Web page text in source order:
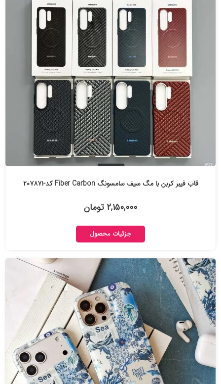
قاب فیبر کربن با مگ سیف سامسونگ Fiber Carbon کد-۲۰۷۸۷۱
۲,۱۵۰,۰۰۰ تومان
جزئیات محصول